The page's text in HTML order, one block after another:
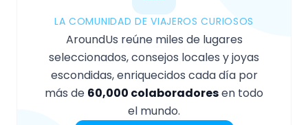
LA COMUNIDAD DE VIAJEROS CURIOSOS
AroundUs reúne miles de lugares
seleccionados, consejos locales y joyas
escondidas, enriquecidos cada día por
más de 60,000 colaboradoresen todo
el mundo.